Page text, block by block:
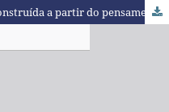
É possível uma psicopatologia construída a partir do pensamento de Martin Heidegger?